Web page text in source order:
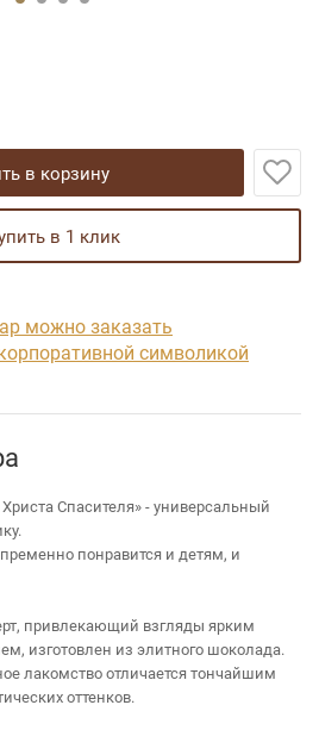
в корзину
в 1 клик
можно заказать
символикой
Спасителя» - универсальный
понравится и детям, и
привлекающий взгляды ярким
изготовлен из элитного шоколада.
лакомство отличается тончайшим
оттенков.